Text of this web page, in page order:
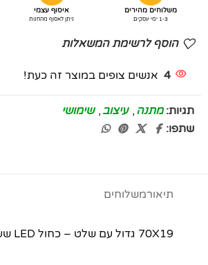
משלוחים מהירים
1-3 ימי עסקים
איסוף עצמי
ניתן לאסוף מהחנות
הוסף לרשימת המשאלות
4 אנשים צופים במוצר זה כעת!
תגיות: מתנה , עיצוב , שימושי
שתפו:
תיאורמשלוחים
70X19 גדול עם שלט – כחול LED שעון קיר